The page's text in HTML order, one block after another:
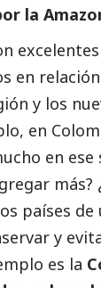
la
en
y los
en
en ese
más?
países de
y
es la